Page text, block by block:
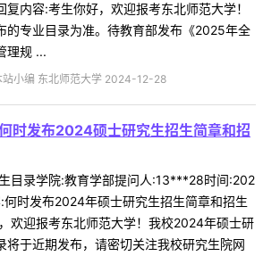
内容:考生你好，欢迎报考东北师范大学！
的专业目录为准。待教育部发布《2025年全
理规 ...
站小编 东北师范大学 2024-12-28
时发布2024硕士研究生招生简章和招
目录学院:教育学部提问人:13***28时间:202
时发布2024年硕士研究生招生简章和招生
欢迎报考东北师范大学！我校2024年硕士研
将于近期发布，请密切关注我校研究生院网